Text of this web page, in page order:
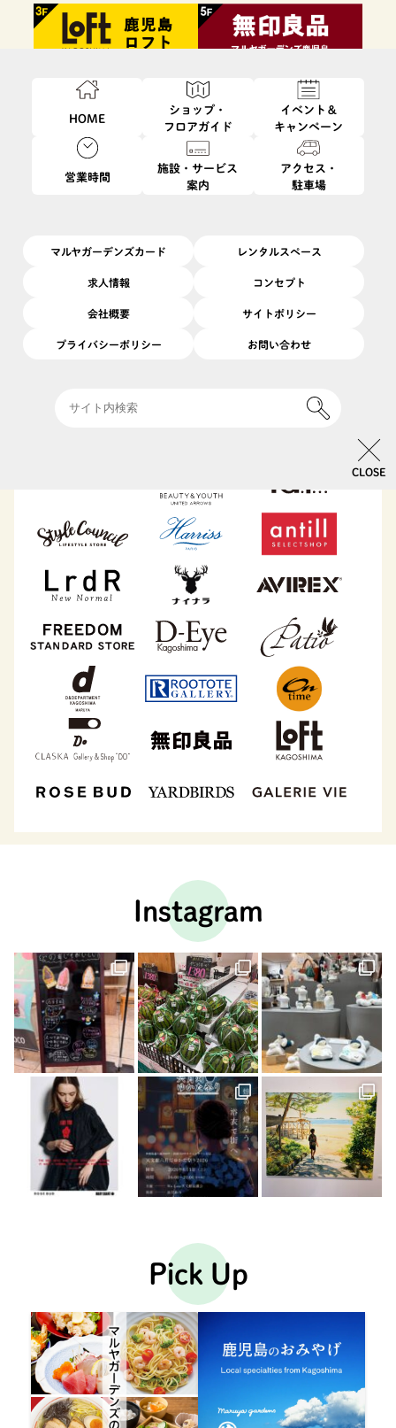
HOME
ショップ・
フロアガイド
イベント＆
キャンペーン
営業時間
施設・サービス
案内
アクセス・
駐車場
マルヤガーデンズカード レンタルスペース
求人情報 コンセプト
会社概要 サイトポリシー
プライバシーポリシー お問い合わせ
CLOSE
Instagram
Pick Up